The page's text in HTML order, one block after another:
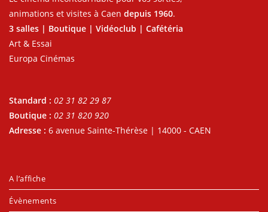
animations et visites à Caen depuis 1960.
3 salles | Boutique | Vidéoclub | Cafétéria
Art & Essai
Europa Cinémas
Standard : 02 31 82 29 87
Boutique : 02 31 820 920
Adresse : 6 avenue Sainte-Thérèse | 14000 - CAEN
A l’affiche
Évènements